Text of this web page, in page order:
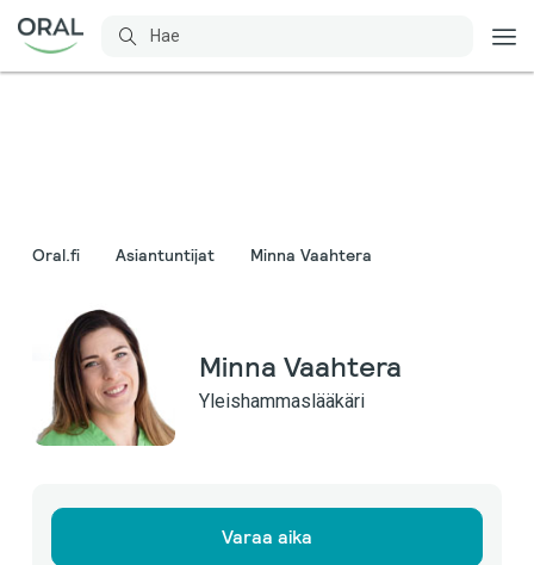
Oral.fi Asiantuntijat Minna Vaahtera
Minna Vaahtera
Yleishammaslääkäri
Varaa aika